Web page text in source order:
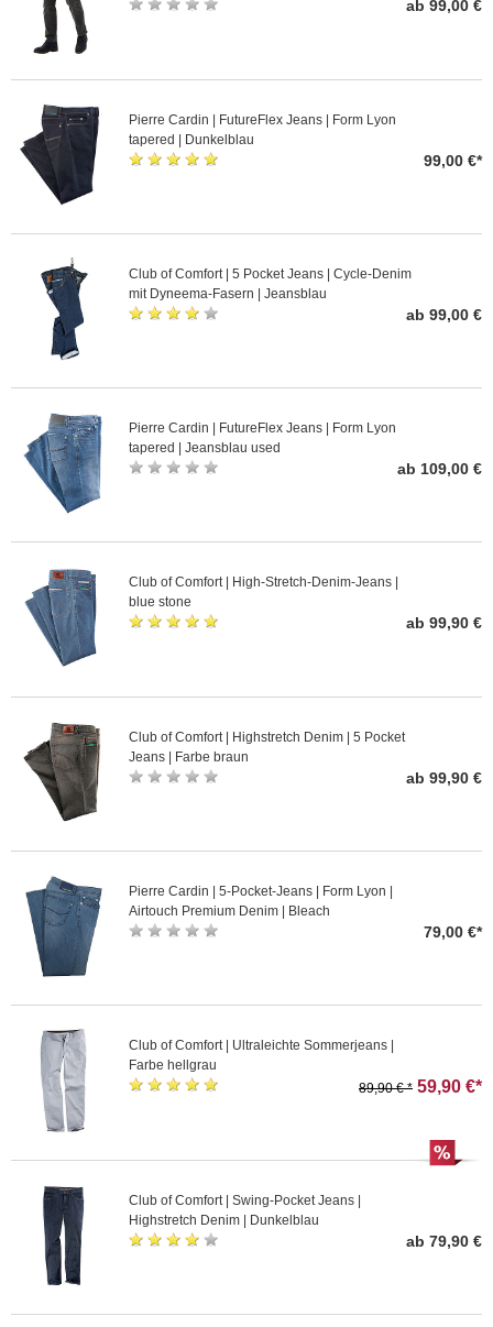
ab 99,00 €
Pierre Cardin | FutureFlex Jeans | Form Lyon
tapered | Dunkelblau
99,00 €*
Club of Comfort | 5 Pocket Jeans | Cycle-Denim
mit Dyneema-Fasern | Jeansblau
ab 99,00 €
Pierre Cardin | FutureFlex Jeans | Form Lyon
tapered | Jeansblau used
ab 109,00 €
Club of Comfort | High-Stretch-Denim-Jeans |
blue stone
ab 99,90 €
Club of Comfort | Highstretch Denim | 5 Pocket
Jeans | Farbe braun
ab 99,90 €
Pierre Cardin | 5-Pocket-Jeans | Form Lyon |
Airtouch Premium Denim | Bleach
79,00 €*
Club of Comfort | Ultraleichte Sommerjeans |
Farbe hellgrau
89,90 € * 59,90 €*
Club of Comfort | Swing-Pocket Jeans |
Highstretch Denim | Dunkelblau
ab 79,90 €